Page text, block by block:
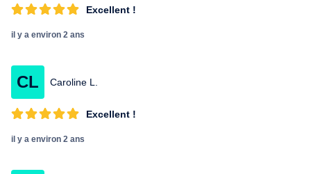
Excellent !
il y a environ 2 ans
CL Caroline L.
Excellent !
il y a environ 2 ans